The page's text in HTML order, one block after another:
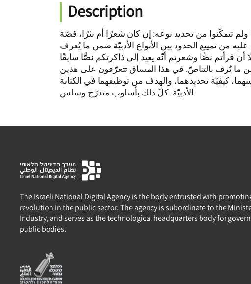
Description
ولم تتمكّنوا من تحديد نوعه: إن كان شعرًا أم نثرًا، قصّة
من تمييع الحدود بين الأنواع الأدبيّة ضمن ما يُعرف
أن قرأتم نصًّا وشعرتم أنّه يعيد إلى ذاكرتكم نصًّا سابقًا
ما يُرف بالتناصّ. في هذا المساق تتعرّفون على هذين
كيفيّة تحديدهما، والهدف من توظيفهما في الكتابة
الأدبيّة. كلّ ذلك بأسلوب متدرّج وسلس.
The Israeli National Digital Agency is the body entrusted with
revolution in the public sector. The agency is subordinate to the
Industry, and serves as the technological headquarters body for
public bodies.